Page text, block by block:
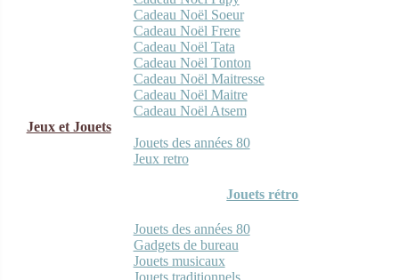
Cadeau Noël Soeur
Cadeau Noël Frere
Cadeau Noël Tata
Cadeau Noël Tonton
Cadeau Noël Maitresse
Cadeau Noël Maitre
Cadeau Noël Atsem
Jeux et Jouets
Jouets des années 80
Jeux retro
Jouets rétro
Jouets des années 80
Gadgets de bureau
Jouets musicaux
Jouets traditionnels